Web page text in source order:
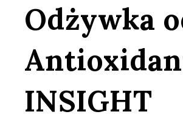
Odżywka
INSIGHT